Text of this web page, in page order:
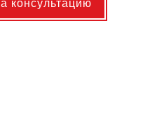
консультацию